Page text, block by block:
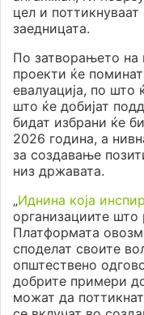
цел и
заедницата.
По затворањето на
проекти ќе
евалуација, по што
што ќе добијат
бидат избрани ќе
2026 година, а
за создавање
низ државата.
„Иднина која
организациите што
Платформата
споделат своите
општествено
добрите примери
можат да